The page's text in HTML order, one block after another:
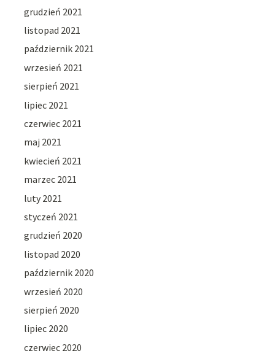
grudzień 2021
listopad 2021
październik 2021
wrzesień 2021
sierpień 2021
lipiec 2021
czerwiec 2021
maj 2021
kwiecień 2021
marzec 2021
luty 2021
styczeń 2021
grudzień 2020
listopad 2020
październik 2020
wrzesień 2020
sierpień 2020
lipiec 2020
czerwiec 2020